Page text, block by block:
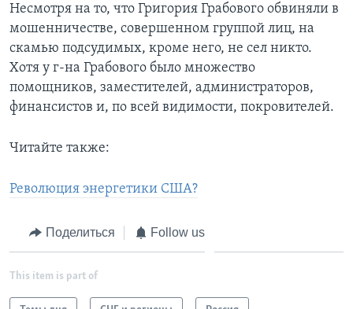
Несмотря на то, что Григория Грабового обвиняли в
мошенничестве, совершенном группой лиц, на
скамью подсудимых, кроме него, не сел никто.
Хотя у г-на Грабового было множество
помощников, заместителей, администраторов,
финансистов и, по всей видимости, покровителей.
Читайте также:
Революция энергетики США?
Поделиться Follow us
This item is part of